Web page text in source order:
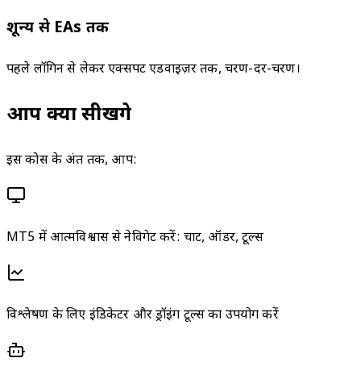
शून्य से EAs तक
पहले लॉगिन से लेकर एक्सपर्ट एडवाइज़र तक, चरण-दर-चरण।
आप क्या सीखेंगे
इस कोर्स के अंत तक, आप:
MT5 में आत्मविश्वास से नेविगेट करें: चार्ट, ऑर्डर, टूल्स
विश्लेषण के लिए इंडिकेटर और ड्रॉइंग टूल्स का उपयोग करें